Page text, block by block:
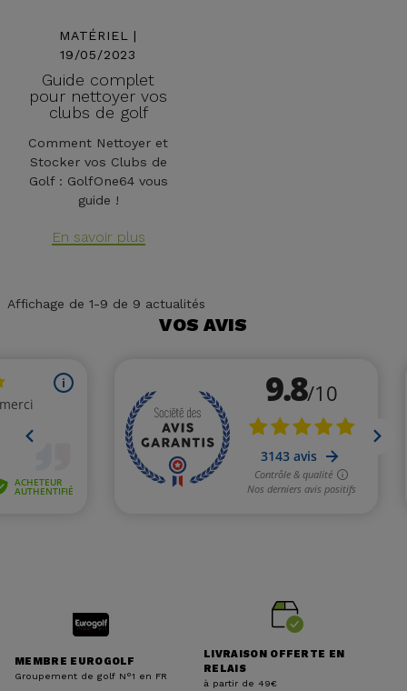
MATÉRIEL |
19/05/2023
Guide complet
pour nettoyer vos
clubs de golf
Comment Nettoyer et
Stocker vos Clubs de
Golf : GolfOne64 vous
guide !
En savoir plus
Affichage de 1-9 de 9 actualités
VOS AVIS
MEMBRE EUROGOLF
Groupement de golf N°1 en FR
LIVRAISON OFFERTE EN
RELAIS
à partir de 49€